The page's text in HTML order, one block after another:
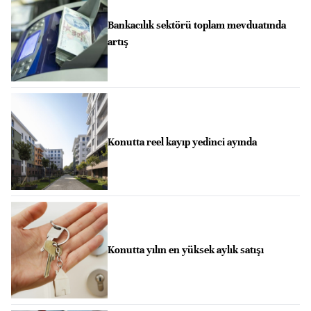
Bankacılık sektörü toplam mevduatında
artış
Konutta reel kayıp yedinci ayında
Konutta yılın en yüksek aylık satışı